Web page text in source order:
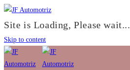
Site is Loading, Please wait...
Skip to content